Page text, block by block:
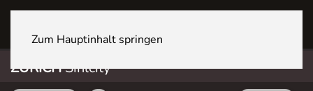
Zum Hauptinhalt springen
ZÜRICHSihlcity